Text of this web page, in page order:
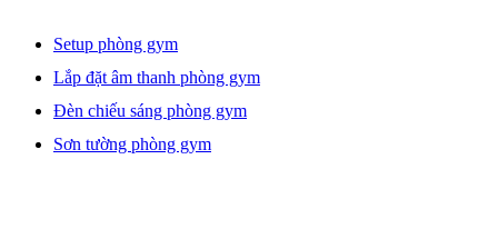
Setup phòng gym
Lắp đặt âm thanh phòng gym
Đèn chiếu sáng phòng gym
Sơn tường phòng gym